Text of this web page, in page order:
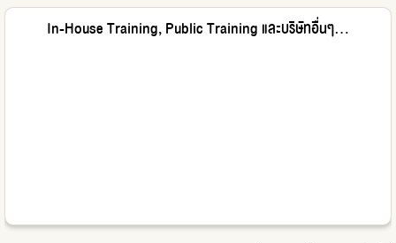
In-House Training, Public Training และบริษัทอื่นๆ...